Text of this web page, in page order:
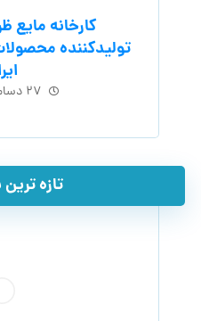
کارخانه مایع
تولیدکننده
۲۷ دسامبر, ۲۰۲۵
تازه